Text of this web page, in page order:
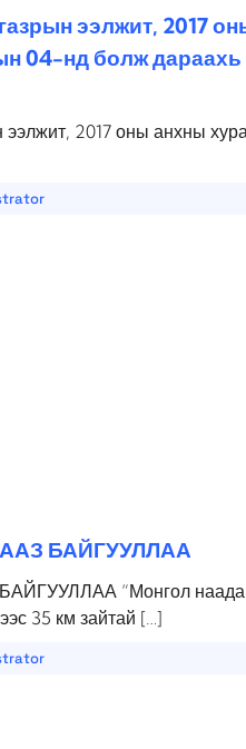
ээлжит, 2017
04-нд болж
2017 оны анхны
БАЙГУУЛЛАА
“Монгол
35 км зайтай […]